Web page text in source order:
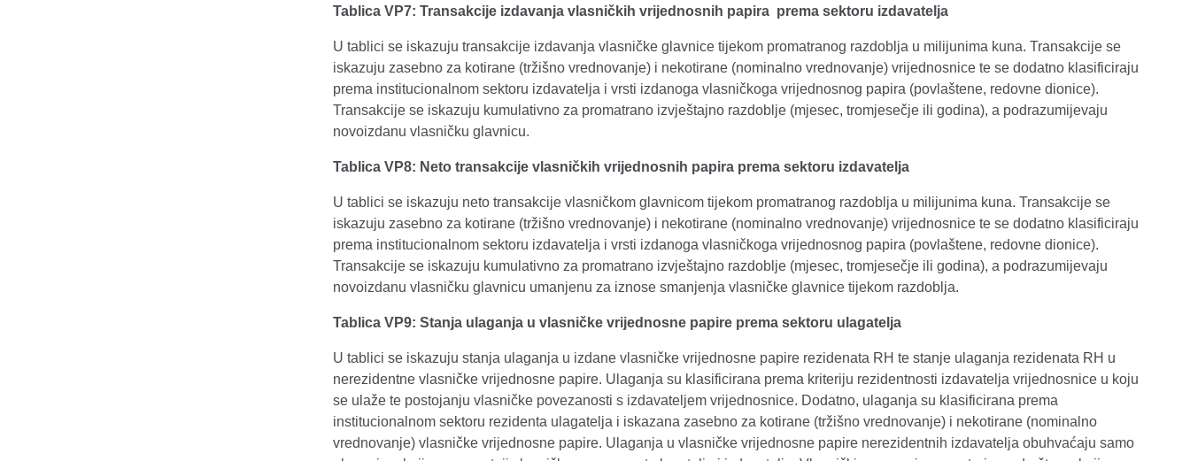
Tablica VP7: Transakcije izdavanja vlasničkih vrijednosnih papira prema sektoru izdavatelja
U tablici se iskazuju transakcije izdavanja vlasničke glavnice tijekom promatranog razdoblja u milijunima kuna. Transakcije se
iskazuju zasebno za kotirane (tržišno vrednovanje) i nekotirane (nominalno vrednovanje) vrijednosnice te se dodatno klasificiraju
prema institucionalnom sektoru izdavatelja i vrsti izdanoga vlasničkoga vrijednosnog papira (povlaštene, redovne dionice).
Transakcije se iskazuju kumulativno za promatrano izvještajno razdoblje (mjesec, tromjesečje ili godina), a podrazumijevaju
novoizdanu vlasničku glavnicu.
Tablica VP8: Neto transakcije vlasničkih vrijednosnih papira prema sektoru izdavatelja
U tablici se iskazuju neto transakcije vlasničkom glavnicom tijekom promatranog razdoblja u milijunima kuna. Transakcije se
iskazuju zasebno za kotirane (tržišno vrednovanje) i nekotirane (nominalno vrednovanje) vrijednosnice te se dodatno klasificiraju
prema institucionalnom sektoru izdavatelja i vrsti izdanoga vlasničkoga vrijednosnog papira (povlaštene, redovne dionice).
Transakcije se iskazuju kumulativno za promatrano izvještajno razdoblje (mjesec, tromjesečje ili godina), a podrazumijevaju
novoizdanu vlasničku glavnicu umanjenu za iznose smanjenja vlasničke glavnice tijekom razdoblja.
Tablica VP9: Stanja ulaganja u vlasničke vrijednosne papire prema sektoru ulagatelja
U tablici se iskazuju stanja ulaganja u izdane vlasničke vrijednosne papire rezidenata RH te stanje ulaganja rezidenata RH u
nerezidentne vlasničke vrijednosne papire. Ulaganja su klasificirana prema kriteriju rezidentnosti izdavatelja vrijednosnice u koju
se ulaže te postojanju vlasničke povezanosti s izdavateljem vrijednosnice. Dodatno, ulaganja su klasificirana prema
institucionalnom sektoru rezidenta ulagatelja i iskazana zasebno za kotirane (tržišno vrednovanje) i nekotirane (nominalno
vrednovanje) vlasničke vrijednosne papire. Ulaganja u vlasničke vrijednosne papire nerezidentnih izdavatelja obuhvaćaju samo